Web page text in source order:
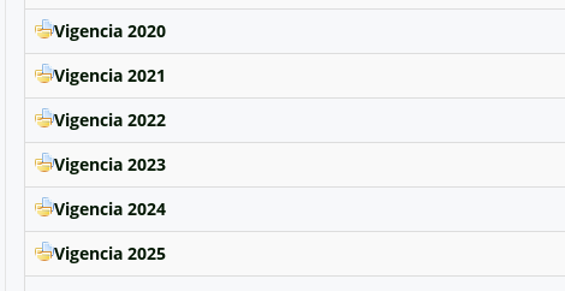
Vigencia 2020
Vigencia 2021
Vigencia 2022
Vigencia 2023
Vigencia 2024
Vigencia 2025